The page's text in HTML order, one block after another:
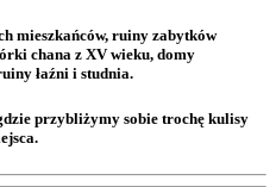
mieszkańców, ruiny zabytków
chana z XV wieku, domy
łaźni i studnia.
przybliżymy sobie trochę kulisy